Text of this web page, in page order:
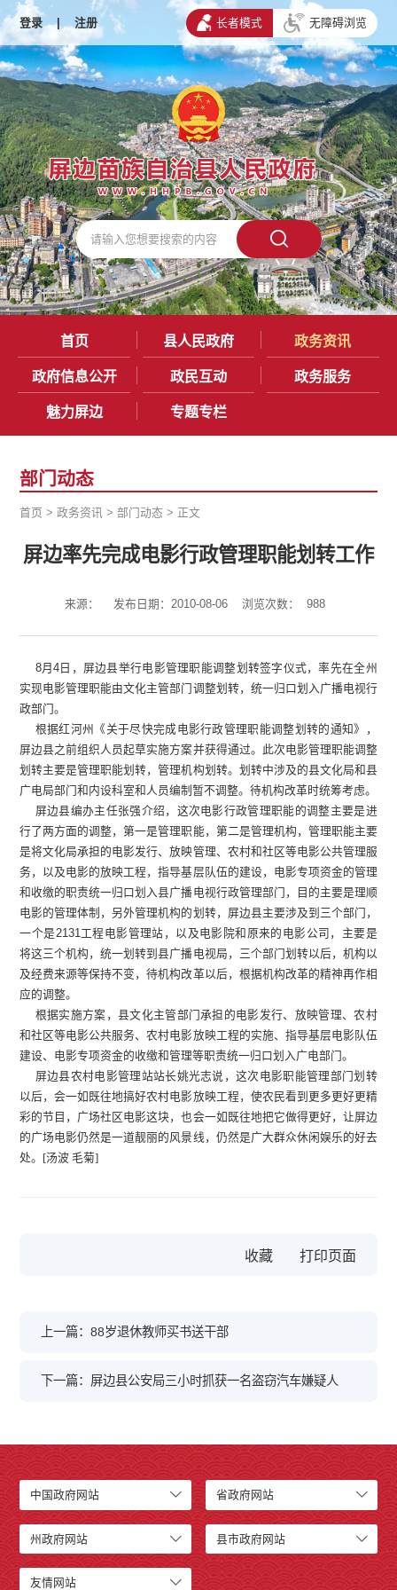
登录 | 注册 长者模式 无障碍浏览
首页 县人民政府 政务资讯
政府信息公开 政民互动 政务服务
魅力屏边 专题专栏
部门动态
首页 >政务资讯 >部门动态 > 正文
屏边率先完成电影行政管理职能划转工作
来源： 发布日期：2010-08-06 浏览次数： 988
8月4日，屏边县举行电影管理职能调整划转签字仪式，率先在全州
实现电影管理职能由文化主管部门调整划转，统一归口划入广播电视行
政部门。
根据红河州《关于尽快完成电影行政管理职能调整划转的通知》，
屏边县之前组织人员起草实施方案并获得通过。此次电影管理职能调整
划转主要是管理职能划转，管理机构划转。划转中涉及的县文化局和县
广电局部门和内设科室和人员编制暂不调整。待机构改革时统筹考虑。
屏边县编办主任张强介绍，这次电影行政管理职能的调整主要是进
行了两方面的调整，第一是管理职能，第二是管理机构，管理职能主要
是将文化局承担的电影发行、放映管理、农村和社区等电影公共管理服
务，以及电影的放映工程，指导基层队伍的建设，电影专项资金的管理
和收缴的职责统一归口划入县广播电视行政管理部门，目的主要是理顺
电影的管理体制，另外管理机构的划转，屏边县主要涉及到三个部门，
一个是2131工程电影管理站，以及电影院和原来的电影公司，主要是
将这三个机构，统一划转到县广播电视局，三个部门划转以后，机构以
及经费来源等保持不变，待机构改革以后，根据机构改革的精神再作相
应的调整。
根据实施方案，县文化主管部门承担的电影发行、放映管理、农村
和社区等电影公共服务、农村电影放映工程的实施、指导基层电影队伍
建设、电影专项资金的收缴和管理等职责统一归口划入广电部门。
屏边县农村电影管理站站长姚光志说，这次电影职能管理部门划转
以后，会一如既往地搞好农村电影放映工程，使农民看到更多更好更精
彩的节目，广场社区电影这块，也会一如既往地把它做得更好，让屏边
的广场电影仍然是一道靓丽的风景线，仍然是广大群众休闲娱乐的好去
处。[汤波 毛菊]
收藏
上一篇：88岁退休教师买书送干部
下一篇：屏边县公安局三小时抓获一名盗窃汽车嫌疑人
中国政府网站 省政府网站
州政府网站 县市政府网站
友情网站